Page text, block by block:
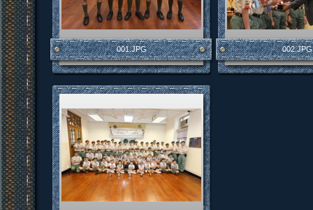
001.JPG 002.JPG